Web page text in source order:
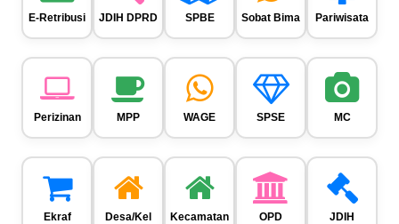
E-Retribusi JDIH DPRD SPBE Sobat Bima Pariwisata
Perizinan MPP WAGE SPSE MC
Ekraf Desa/Kel Kecamatan OPD JDIH